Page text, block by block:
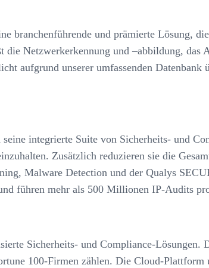
branchenführende und prämierte Lösung,
Netzwerkerkennung und –abbildung,
aufgrund unserer umfassenden Datenbank
integrierte Suite von Sicherheits- und
Zusätzlich reduzieren sie die
Malware Detection und der Qualys
führen mehr als 500 Millionen IP-Audits
Sicherheits- und Compliance-Lösungen.
100-Firmen zählen. Die Cloud-